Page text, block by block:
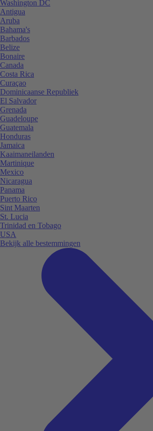
Washington DC
Antigua
Aruba
Bahama's
Barbados
Belize
Bonaire
Canada
Costa Rica
Curaçao
Dominicaanse Republiek
El Salvador
Grenada
Guadeloupe
Guatemala
Honduras
Jamaica
Kaaimaneilanden
Martinique
Mexico
Nicaragua
Panama
Puerto Rico
Sint Maarten
St. Lucia
Trinidad en Tobago
USA
Bekijk alle bestemmingen